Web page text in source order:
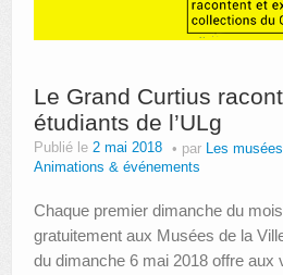
Le Grand Curtius
étudiants de l’ULg
Publié le 2 mai 2018 par Les
Animations & événements
Chaque premier dimanche du
gratuitement aux Musées de la
du dimanche 6 mai 2018 offre aux